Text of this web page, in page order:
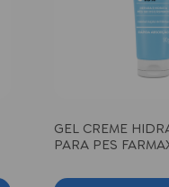
GEL CREME
PARA PES